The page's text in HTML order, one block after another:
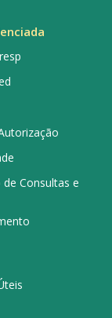
Consultas e